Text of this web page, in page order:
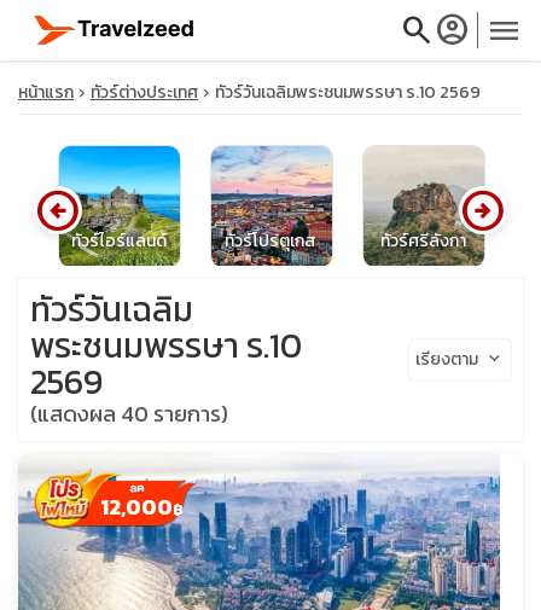
searchaccount_circle menu
close
travel_explore
calendar_month
search
หน้าแรก ทัวร์ต่างประเทศ ทัวร์วันเฉลิมพระชนมพรรษา ร.10 2569
ทัวร์ไอร์แลนด์
ทัวร์โปรตุเกส ทัวร์ศรีลังกา
arrow_circle_left arrow_circle_right
ทัวร์วันเฉลิม
พระชนมพรรษา ร.10
2569
(แสดงผล 40 รายการ)
เรียงตาม keyboard_arrow_down
12,000฿